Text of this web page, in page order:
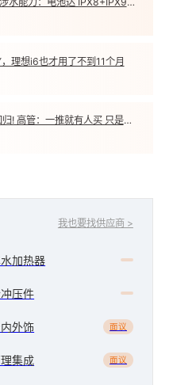
理想i6也才用了不到11个月
玛莎拉蒂V8发动机将回归! 高管：一推就有人买 只是销量不高
我也要找供应商 >
加热器
压件
外饰 面议
集成 面议